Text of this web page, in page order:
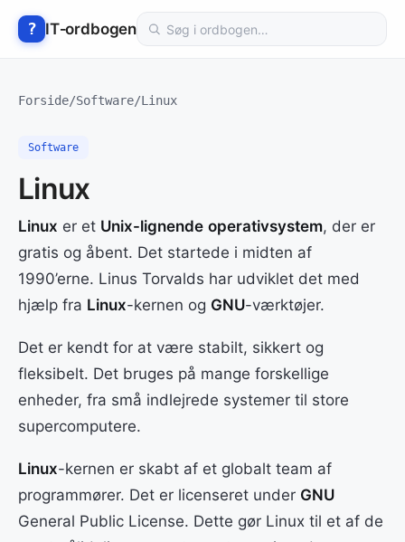
? IT‑ordbogenSøg
Forside/Software/Linux
Software
Linux
Linux er et Unix-lignende operativsystem, der er
gratis og åbent. Det startede i midten af
1990’erne. Linus Torvalds har udviklet det med
hjælp fra Linux-kernen og GNU-værktøjer.
Det er kendt for at være stabilt, sikkert og
fleksibelt. Det bruges på mange forskellige
enheder, fra små indlejrede systemer til store
supercomputere.
Linux-kernen er skabt af et globalt team af
programmører. Det er licenseret under GNU
General Public License. Dette gør Linux til et af de